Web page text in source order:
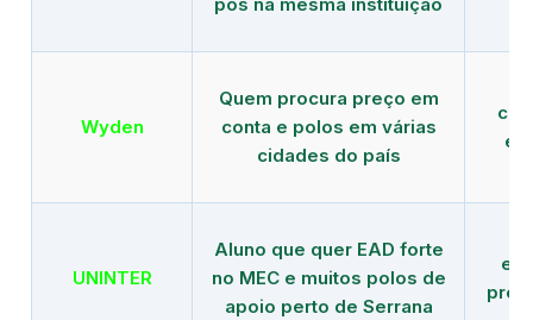
pós na mesma instituição
Wyden
Quem procura preço em
conta e polos em várias
cidades do país
UNINTER
Aluno que quer EAD forte
no MEC e muitos polos de
apoio perto de Serrana